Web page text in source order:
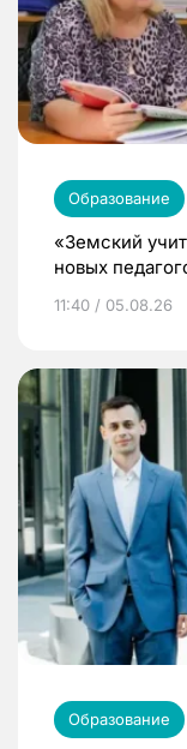
Образование
«Земский
новых
11:40 / 05.08.26
Образование